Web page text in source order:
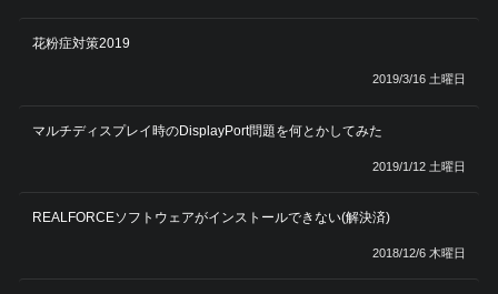
花粉症対策2019
2019/3/16 土曜日
マルチディスプレイ時のDisplayPort問題を何とかしてみた
2019/1/12 土曜日
REALFORCEソフトウェアがインストールできない(解決済)
2018/12/6 木曜日